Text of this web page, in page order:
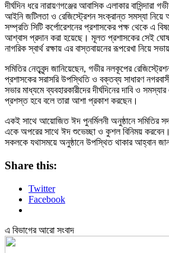
দীর্ঘদিন ধরে নারায়ণগঞ্জের আবাসিক এলাকার বাসিন্দারা
আইনি জটিলতা ও রেজিস্ট্রেশন সংক্রান্ত সমস্যা
সম্প্রতি সিটি কর্পোরেশনের প্রশাসকের পক্ষ থেকে এ
আশ্বাস প্রদান করা হয়েছে। মূলত প্রশাসকের সেই
নাগরিক স্বার্থ রক্ষায় এর বাস্তবায়নের রূপরেখা নিয়ে
সমিতির নেতৃবৃন্দ জানিয়েছেন, গভীর নলকূপের
প্রশাসকের সরাসরি উপস্থিতি ও বক্তব্য সাধারণ
সভার মাধ্যমে ব্যবহারকারীদের দীর্ঘদিনের দাবি ও
প্রশস্ত হবে বলে তারা আশা প্রকাশ করছেন।
একই সাথে আয়োজিত ঈদ পুনর্মিলনী অনুষ্ঠানে সমিতির
একে অপরের সাথে ঈদ শুভেচ্ছা ও কুশল বিনিময়
সকলকে যথাসময়ে অনুষ্ঠানে উপস্থিত থাকার আহ্বান
Share this:
Twitter
Facebook
এ বিভাগের আরো সংবাদ